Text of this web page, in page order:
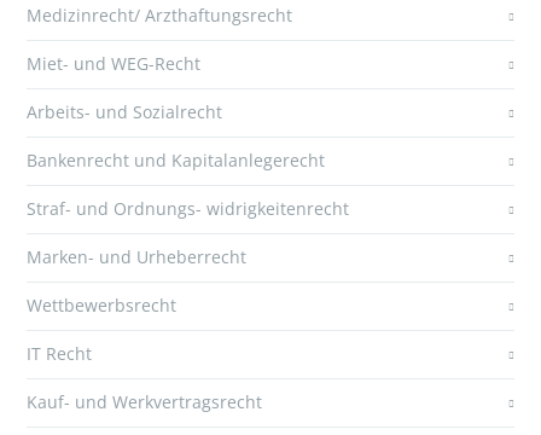
Medizinrecht/ Arzthaftungsrecht
Miet- und WEG-Recht
Arbeits- und Sozialrecht
Bankenrecht und Kapitalanlegerecht
Straf- und Ordnungs- widrigkeitenrecht
Marken- und Urheberrecht
Wettbewerbsrecht
IT Recht
Kauf- und Werkvertragsrecht